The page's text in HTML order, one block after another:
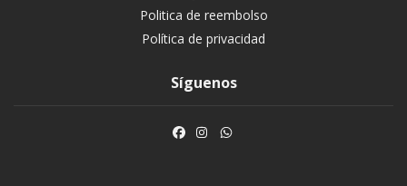
Politica de reembolso
Política de privacidad
Síguenos